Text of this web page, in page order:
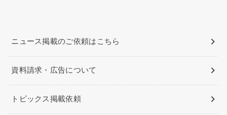
ニュース掲載のご依頼はこちら
資料請求・広告について
トピックス掲載依頼